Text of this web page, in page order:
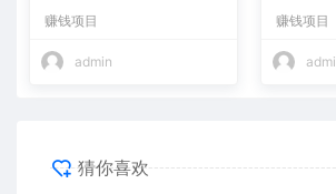
赚钱项目
admin
+
赚钱项目
猜你喜欢